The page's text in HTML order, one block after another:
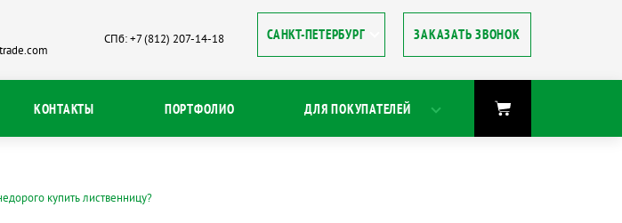
ЗАКАЗАТЬ ЗВОНОК
КОНТАКТЫ ПОРТФОЛИО ДЛЯ ПОКУПАТЕЛЕЙ
СПб: +7 (812) 207-14-18
купить лиственницу?